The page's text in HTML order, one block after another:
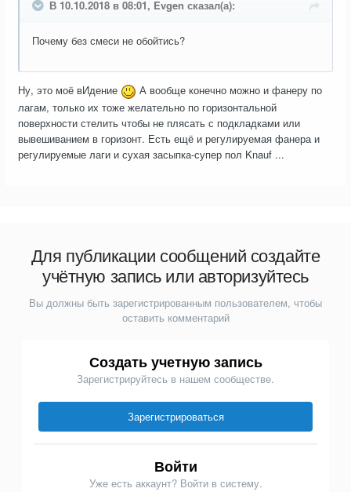
В 10.10.2018 в 08:01, Evgen сказал(а):
Почему без смеси не обойтись?
Ну, это моё вИдение
А вообще конечно можно и фанеру по
лагам, только их тоже желательно по горизонтальной
поверхности стелить чтобы не плясать с подкладками или
вывешиванием в горизонт. Есть ещё и регулируемая фанера и
регулируемые лаги и сухая засыпка-супер пол Knauf ...
Для публикации сообщений создайте
учётную запись или авторизуйтесь
Вы должны быть зарегистрированным пользователем, чтобы
оставить комментарий
Создать учетную запись
Зарегистрируйтесь в нашем сообществе.
Зарегистрироваться
Войти
Уже есть аккаунт? Войти в систему.